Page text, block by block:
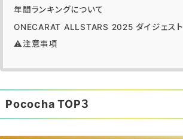
年間ランキングについて
ONECARAT ALLSTARS 2025 ダイジェスト
⚠️注意事項
Pococha TOP３